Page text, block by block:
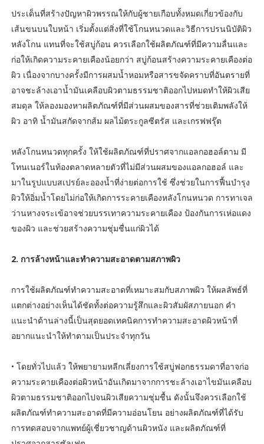
ประเด็นที่สร้างปัญหาผิวพรรณให้กับผู้ชายเกือบทั้งหมดเกี่ยวข้องกับ
เส้นขนบนใบหน้า เริ่มตั้งแต่สิ่งที่ใช้โกนหนวดและวิธีการปรนนิบัติผิว
หลังโกน แทนที่จะใช้สบู่ก้อน ควรเลือกใช้ผลิตภัณฑ์ที่มีความลื่นและ
ก่อให้เกิดความระคายเคืองน้อยกว่า สบู่ก้อนสร้างความระคายเคืองต่อ
ผิว เนื่องจากบางครั้งมีการผสมน้ำหอมหรือสารขจัดคราบที่อันตรายที่
อาจชะล้างเอาน้ำมันเคลือบผิวตามธรรมชาติออกไปหมดทำให้ผิวเสีย
สมดุล ให้ลองมองหาผลิตภัณฑ์ที่มีส่วนผสมของสารที่ช่วยเติมพลังให้
ผิว อาทิ น้ำมันสกัดจากส้ม ผลไม้ตระกูลซีตรัส และเกรฟฟรุ๊ต
หลังโกนหนวดทุกครั้ง ให้ใช้ผลิตภัณฑ์ที่ปราศจากแอลกอฮอล์ตาม มี
โทนเนอร์ในท้องตลาดหลายตัวที่ไม่มีส่วนผสมของแอลกอฮอล์ และ
มาในรูปแบบสเปรย์ละอองน้ำที่ง่ายต่อการใช้ ซึ่งช่วยในการฟื้นบำรุง
ผิวให้อิ่มน้ำโดยไม่ก่อให้เกิดการระคายเคืองหลังโกนหนวด การทาเจล
ว่านหางจระเข้อาจช่วยบรรเทาความระคายเคือง ป้องกันการเห่อแดง
ของผิว และช่วยสร้างความชุ่มชื่นแก่ผิวได้
2. การล้างหน้าและทำความสะอาดตามสภาพผิว
การใช้ผลิตภัณฑ์ทำความสะอาดที่เหมาะสมกับสภาพผิว ให้ผลลัพธ์ที่
แตกต่างอย่างเห็นได้ชัดทั้งต่อความรู้สึกและผิวสัมผัสภายนอก คำ
แนะนำด้านล่างนี้เป็นสุดยอดเทคนิคการทำความสะอาดผิวหน้าที่
อยากแนะนำให้ทำตามเป็นประจำทุกวัน
• โดยทั่วไปแล้ว ให้พยายามหลีกเลี่ยงการใช้สบู่ฟอกธรรมดาที่อาจก่อ
ความระคายเคืองต่อผิวหน้าอันเกิดมาจากการชะล้างเอาไขมันเคลือบ
ผิวตามธรรมชาติออกไปจนผิวเสียความชุ่มชื้น ดังนั้นจึงควรเลือกใช้
ผลิตภัณฑ์ทำความสะอาดที่มีความอ่อนโยน อย่างผลิตภัณฑ์ที่ได้รับ
การทดสอบจากแพทย์ผู้เชี่ยวชาญด้านผิวหนัง และผลิตภัณฑ์ที่